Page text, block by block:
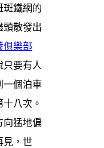
斑鐵網的
頭散發出
俱樂部
要有人
一個泊車
八次。
向猛地偏
見，世